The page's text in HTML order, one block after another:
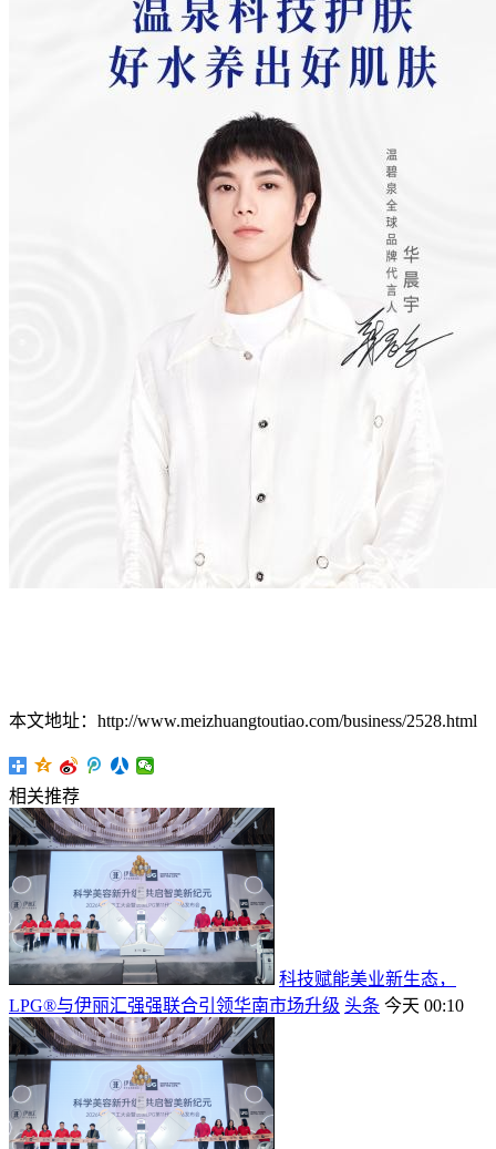
本文地址：http://www.meizhuangtoutiao.com/business/2528.html
相关推荐
科技赋能美业新生态，
LPG®与伊丽汇强强联合引领华南市场升级 头条 今天 00:10